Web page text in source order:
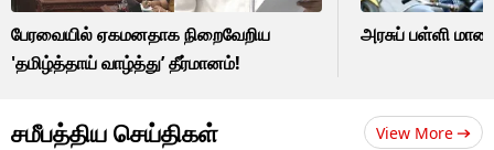
பேரவையில் ஏகமனதாக நிறைவேறிய
'தமிழ்த்தாய் வாழ்த்து’ தீர்மானம்!
அரசுப் பள்ளி
சமீபத்திய செய்திகள் View More